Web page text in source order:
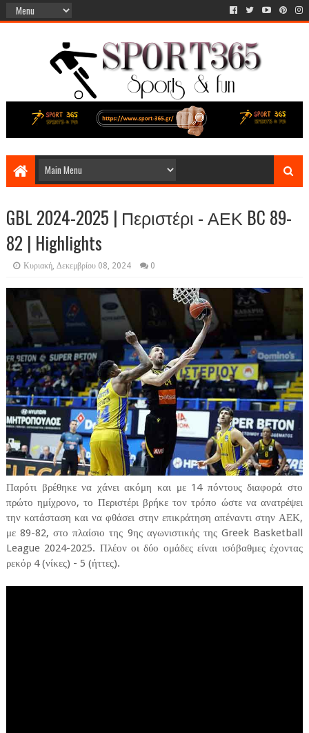
GBL 2024-2025 | Περιστέρι - ΑΕΚ BC 89-
82 | Highlights
Κυριακή, Δεκεμβρίου 08, 2024 0
Παρότι βρέθηκε να χάνει ακόμη και με 14 πόντους διαφορά στο
πρώτο ημίχρονο, το Περιστέρι βρήκε τον τρόπο ώστε να ανατρέψει
την κατάσταση και να φθάσει στην επικράτηση απέναντι στην ΑΕΚ,
με 89-82, στο πλαίσιο της 9ης αγωνιστικής της Greek Basketball
League 2024-2025. Πλέον οι δύο ομάδες είναι ισόβαθμες έχοντας
ρεκόρ 4 (νίκες) - 5 (ήττες).